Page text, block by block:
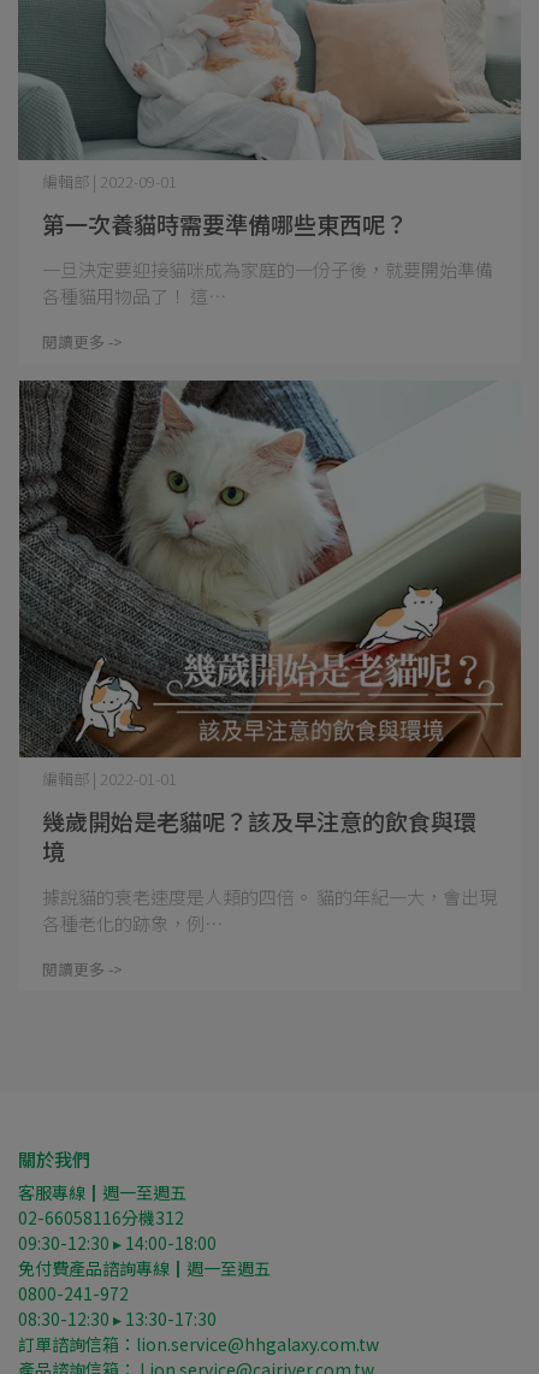
第一次養貓時需要準備哪些東西呢？
編輯部 | 2022-09-01
一旦決定要迎接貓咪成為家庭的一份子後，就要開始準備
各種貓用物品了！ 這⋯
閱讀更多 ->
幾歲開始是老貓呢？該及早注意的飲食與環
境
編輯部 | 2022-01-01
據說貓的衰老速度是人類的四倍。 貓的年紀一大，會出現
各種老化的跡象，例⋯
閱讀更多 ->
關於我們
客服專線┃週一至週五
02-66058116分機312
09:30-12:30 ▸ 14:00-18:00
免付費產品諮詢專線┃週一至週五
0800-241-972
08:30-12:30 ▸ 13:30-17:30
訂單諮詢信箱：lion.service@hhgalaxy.com.tw
產品諮詢信箱： Lion.service@cairiver.com.tw